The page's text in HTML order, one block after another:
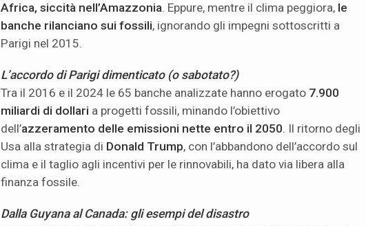
Africa, siccità nell’Amazzonia. Eppure, mentre il clima peggiora, le
banche rilanciano sui fossili, ignorando gli impegni sottoscritti a
Parigi nel 2015.
L’accordo di Parigi dimenticato (o sabotato?)
Tra il 2016 e il 2024 le 65 banche analizzate hanno erogato 7.900
miliardi di dollari a progetti fossili, minando l’obiettivo
dell’azzeramento delle emissioni nette entro il 2050. Il ritorno degli
Usa alla strategia di Donald Trump, con l’abbandono dell’accordo sul
clima e il taglio agli incentivi per le rinnovabili, ha dato via libera alla
finanza fossile.
Dalla Guyana al Canada: gli esempi del disastro